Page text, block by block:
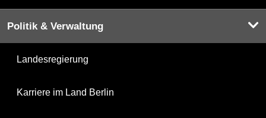
Politik & Verwaltung
Landesregierung
Karriere im Land Berlin